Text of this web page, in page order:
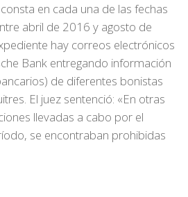
en cada una de las fechas
abril de 2016 y agosto de
hay correos electrónicos
Bank entregando información
de diferentes bonistas
El juez sentenció: «En otras
llevadas a cabo por el
se encontraban prohibidas